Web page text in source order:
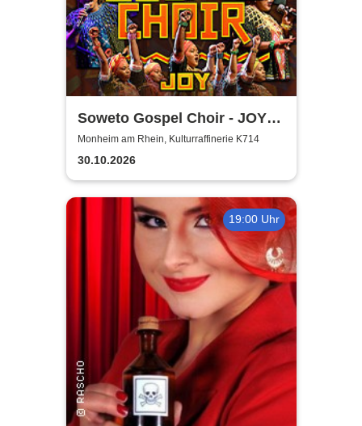
Soweto Gospel Choir - JOY!
(Zulu: Injabulo)
Monheim am Rhein, Kulturraffinerie K714
30.10.2026
19:00 Uhr